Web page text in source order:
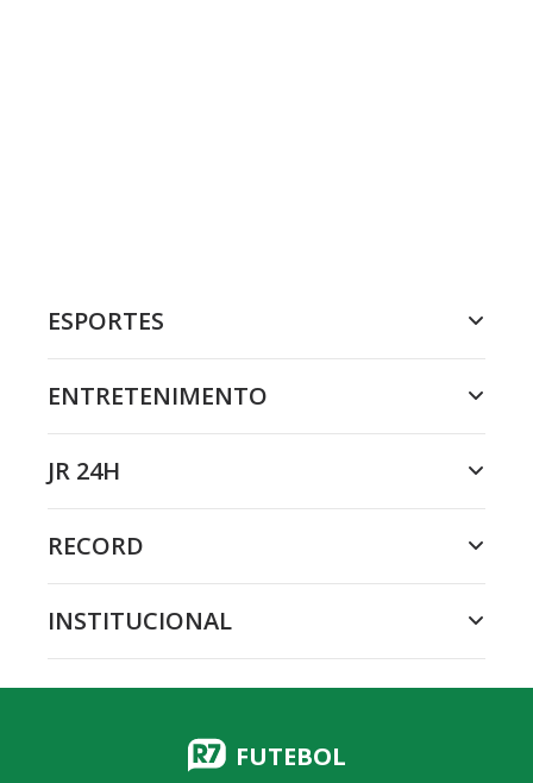
ESPORTES
ENTRETENIMENTO
JR 24H
RECORD
INSTITUCIONAL
FUTEBOL